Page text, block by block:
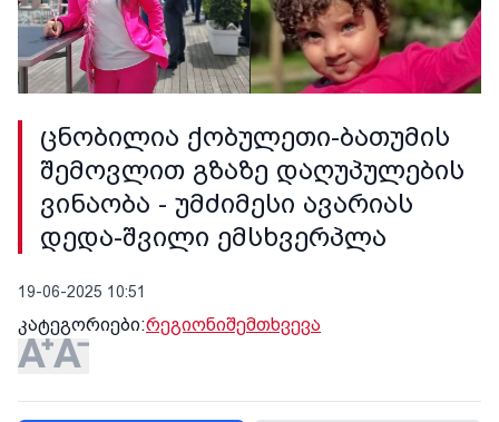
ცნობილია ქობულეთი-ბათუმის
შემოვლით გზაზე დაღუპულების
ვინაობა - უმძიმესი ავარიას
დედა-შვილი ემსხვერპლა
19-06-2025 10:51
კატეგორიები:რეგიონიშემთხვევა